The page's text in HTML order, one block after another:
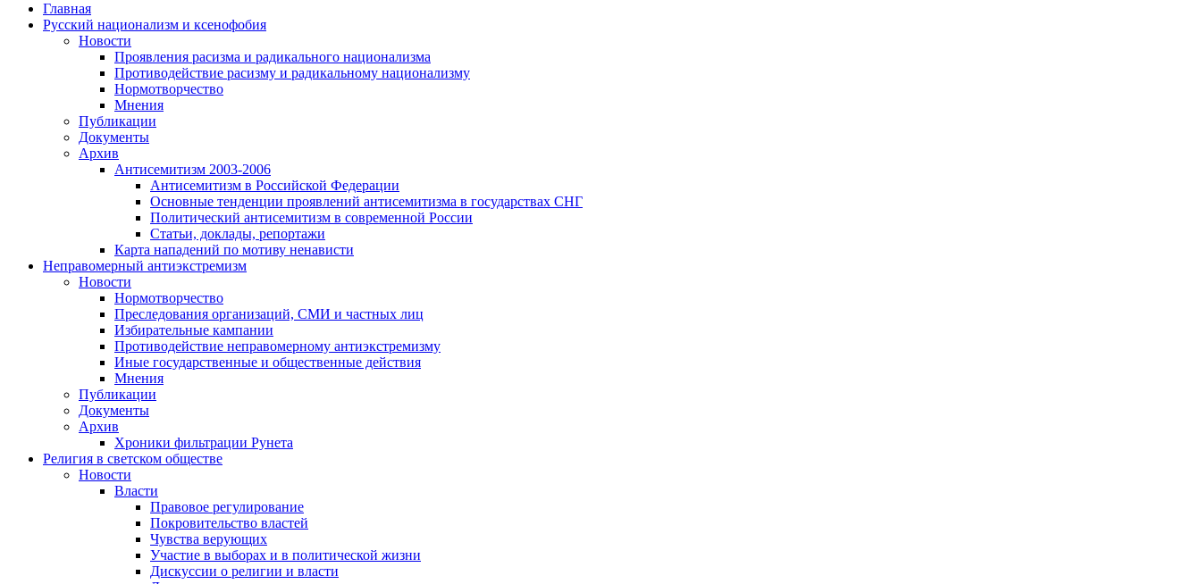
Главная
Русский национализм и ксенофобия
Новости
Проявления расизма и радикального национализма
Противодействие расизму и радикальному национализму
Нормотворчество
Мнения
Публикации
Документы
Архив
Антисемитизм 2003-2006
Антисемитизм в Российской Федерации
Основные тенденции проявлений антисемитизма в государствах СНГ
Политический антисемитизм в современной России
Статьи, доклады, репортажи
Карта нападений по мотиву ненависти
Неправомерный антиэкстремизм
Новости
Нормотворчество
Преследования организаций, СМИ и частных лиц
Избирательные кампании
Противодействие неправомерному антиэкстремизму
Иные государственные и общественные действия
Мнения
Публикации
Документы
Архив
Хроники фильтрации Рунета
Религия в светском обществе
Новости
Власти
Правовое регулирование
Покровительство властей
Чувства верующих
Участие в выборах и в политической жизни
Дискуссии о религии и власти